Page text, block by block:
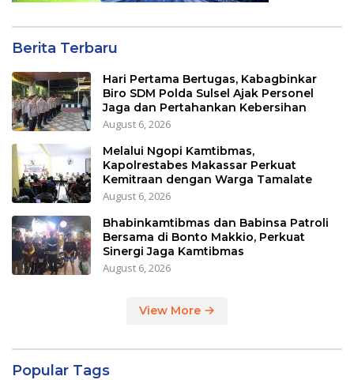
Berita Terbaru
Hari Pertama Bertugas, Kabagbinkar
Biro SDM Polda Sulsel Ajak Personel
Jaga dan Pertahankan Kebersihan
August 6, 2026
Melalui Ngopi Kamtibmas,
Kapolrestabes Makassar Perkuat
Kemitraan dengan Warga Tamalate
August 6, 2026
Bhabinkamtibmas dan Babinsa Patroli
Bersama di Bonto Makkio, Perkuat
Sinergi Jaga Kamtibmas
August 6, 2026
View More
Popular Tags